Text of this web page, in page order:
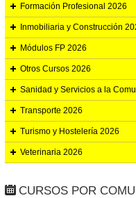
Formación Profesional 2026
Inmobiliaria y Construcción
Módulos FP 2026
Otros Cursos 2026
Sanidad y Servicios a la
Transporte 2026
Turismo y Hostelería 2026
Veterinaria 2026
CURSOS POR